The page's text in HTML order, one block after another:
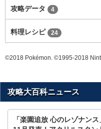
攻略データ 4
料理レシピ 24
©2018 Pokémon. ©1995-2018
攻略大百科ニュース
「楽園追放 心のレゾナン